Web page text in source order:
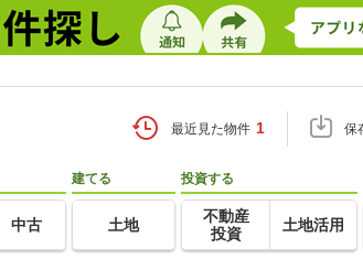
最近見た物件 1 保
中古
建てる
土地
投資する
不動産
投資
土地活用